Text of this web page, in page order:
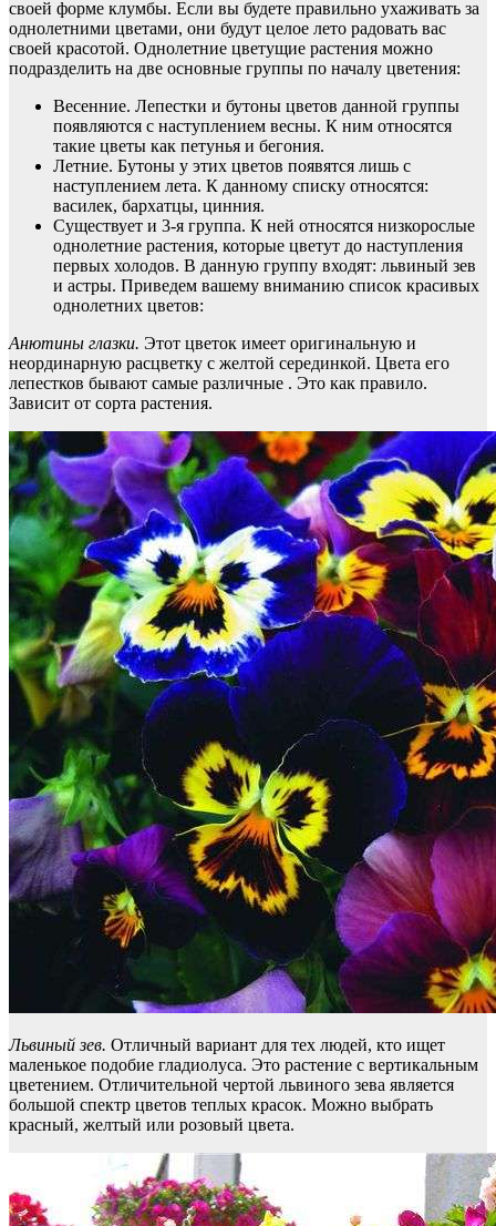
своей форме клумбы. Если вы будете правильно ухаживать за
однолетними цветами, они будут целое лето радовать вас
своей красотой. Однолетние цветущие растения можно
подразделить на две основные группы по началу цветения:
Весенние. Лепестки и бутоны цветов данной группы
появляются с наступлением весны. К ним относятся
такие цветы как петунья и бегония.
Летние. Бутоны у этих цветов появятся лишь с
наступлением лета. К данному списку относятся:
василек, бархатцы, цинния.
Существует и 3-я группа. К ней относятся низкорослые
однолетние растения, которые цветут до наступления
первых холодов. В данную группу входят: львиный зев
и астры. Приведем вашему вниманию список красивых
однолетних цветов:
Анютины глазки. Этот цветок имеет оригинальную и
неординарную расцветку с желтой серединкой. Цвета его
лепестков бывают самые различные . Это как правило.
Зависит от сорта растения.
Львиный зев. Отличный вариант для тех людей, кто ищет
маленькое подобие гладиолуса. Это растение с вертикальным
цветением. Отличительной чертой львиного зева является
большой спектр цветов теплых красок. Можно выбрать
красный, желтый или розовый цвета.